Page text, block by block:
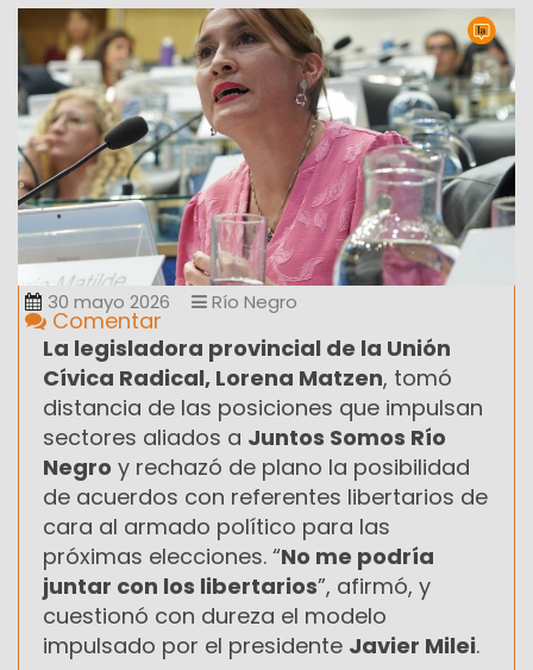
30 mayo 2026 Río Negro
Comentar
La legisladora provincial de la Unión
Cívica Radical, Lorena Matzen, tomó
distancia de las posiciones que impulsan
sectores aliados a Juntos Somos Río
Negro y rechazó de plano la posibilidad
de acuerdos con referentes libertarios de
cara al armado político para las
próximas elecciones. “No me podría
juntar con los libertarios”, afirmó, y
cuestionó con dureza el modelo
impulsado por el presidente Javier Milei.